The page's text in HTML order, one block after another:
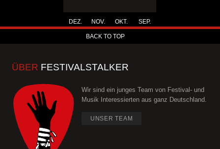
DEZ. NOV. OKT. SEP.
BACK TO TOP
ÜBER FESTIVALSTALKER
Wir sind ein junges Team von Festival- und
Musik Interessierten aus ganz Deutschland.
UNSER TEAM